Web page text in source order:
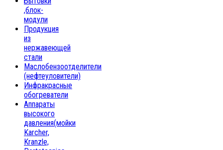
,блок-
модули
Продукция
из
нержавеющей
стали
Маслобензоотделители
(нефтеуловители)
Инфракрасные
обогреватели
Аппараты
высокого
давления(мойки
Karcher,
Kranzle,